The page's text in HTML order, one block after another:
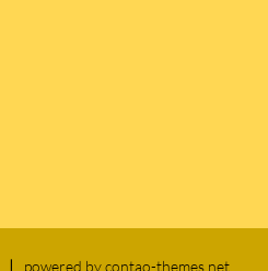
powered bycontao-themes.net